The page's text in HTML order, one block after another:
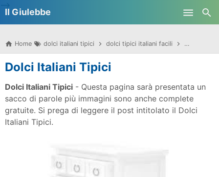
Il Giulebbe
Home dolci italiani tipici dolci tipici italiani facili dolci tipici
Dolci Italiani Tipici
Dolci Italiani Tipici - Questa pagina sarà presentata un
sacco di parole più immagini sono anche complete
gratuite. Si prega di leggere il post intitolato il Dolci
Italiani Tipici.